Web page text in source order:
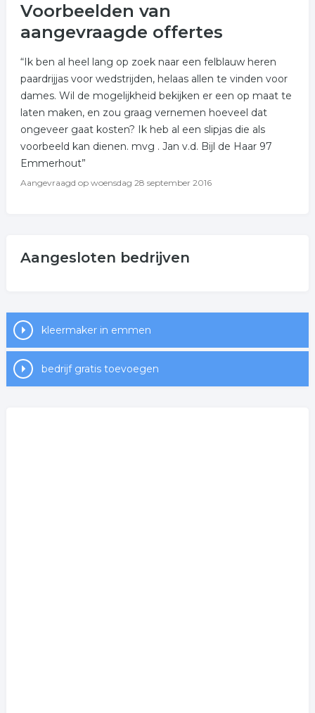
Voorbeelden van
aangevraagde offertes
“Ik ben al heel lang op zoek naar een felblauw heren
paardrijjas voor wedstrijden, helaas allen te vinden voor
dames. Wil de mogelijkheid bekijken er een op maat te
laten maken, en zou graag vernemen hoeveel dat
ongeveer gaat kosten? Ik heb al een slipjas die als
voorbeeld kan dienen. mvg . Jan v.d. Bijl de Haar 97
Emmerhout”
Aangevraagd op woensdag 28 september 2016
Aangesloten bedrijven
kleermaker in emmen
bedrijf gratis toevoegen